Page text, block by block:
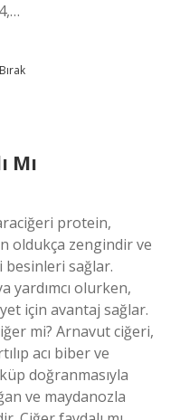
Mı
protein,
oldukça zengindir ve
besinleri sağlar.
yardımcı olurken,
için avantaj sağlar.
mi? Arnavut ciğeri,
acı biber ve
doğranmasıyla
ve maydanozla